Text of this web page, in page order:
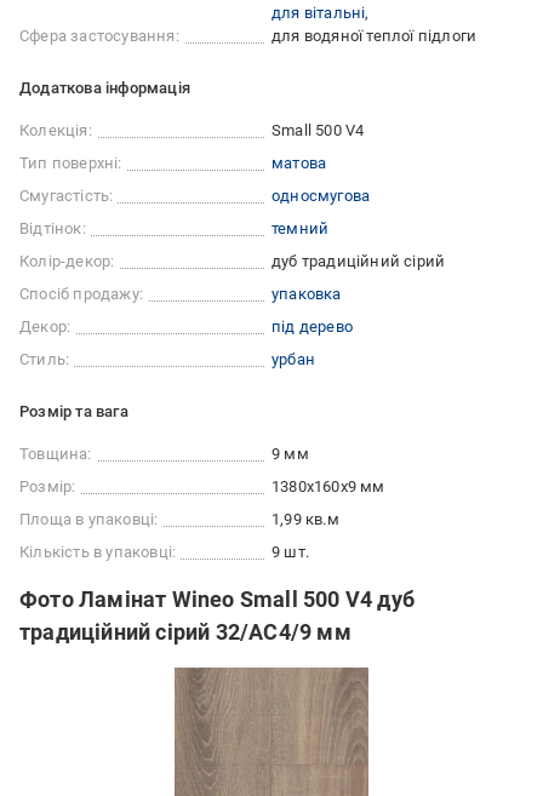
Сфера застосування:
для вітальні
для водяної теплої підлоги
Додаткова інформація
Колекція:
Small 500 V4
Тип поверхні:
матова
Смугастість:
односмугова
Відтінок:
темний
Колір-декор:
дуб традиційний сірий
Спосіб продажу:
упаковка
Декор:
під дерево
Стиль:
урбан
Розмір та вага
Товщина:
9 мм
Розмір:
1380x160x9 мм
Площа в упаковці:
1,99 кв.м
Кількість в упаковці:
9 шт.
Фото Ламінат Wineo Small 500 V4 дуб
традиційний сірий 32/АС4/9 мм